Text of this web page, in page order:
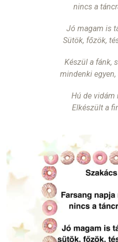
nincs a
Jó magam is
Sütök, főzök,
Készül a fánk,
mindenki egyen,
Hú de vidám
Elkészült a